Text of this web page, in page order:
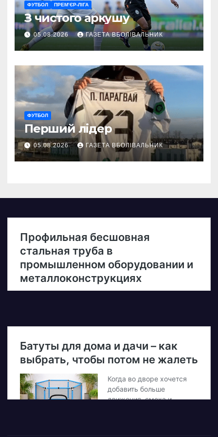
ФУТБОЛ ПРЕМ’ЄР-ЛІГА
З чистого аркушу
05.08.2026 ГАЗЕТА ВБОЛІВАЛЬНИК
ФУТБОЛ
Перший лідер
05.08.2026 ГАЗЕТА ВБОЛІВАЛЬНИК